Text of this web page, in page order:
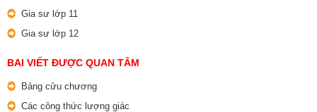
Gia sư lớp 11
Gia sư lớp 12
BAI VIẾT ĐƯỢC QUAN TÂM
Bảng cửu chương
Các công thức lượng giác